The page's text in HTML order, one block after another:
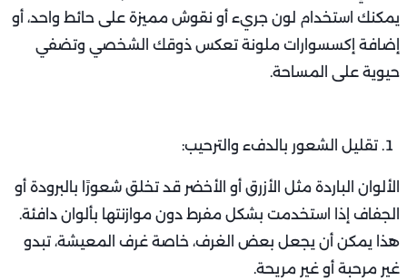
يمكنك استخدام لون جريء أو نقوش مميزة على حائط واحد، أو
إضافة إكسسوارات ملونة تعكس ذوقك الشخصي وتضفي
حيوية على المساحة.
تقليل الشعور بالدفء والترحيب:
الألوان الباردة مثل الأزرق أو الأخضر قد تخلق شعورًا بالبرودة أو
الجفاف إذا استخدمت بشكل مفرط دون موازنتها بألوان دافئة.
هذا يمكن أن يجعل بعض الغرف، خاصة غرف المعيشة، تبدو
غير مرحبة أو غير مريحة.